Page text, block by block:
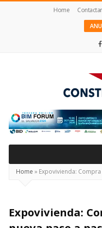
Home
Construcción
Home » Expovivienda:
Expovivienda: